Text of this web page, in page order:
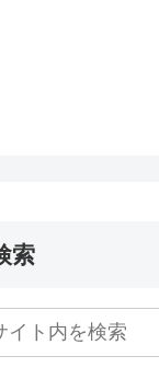
索